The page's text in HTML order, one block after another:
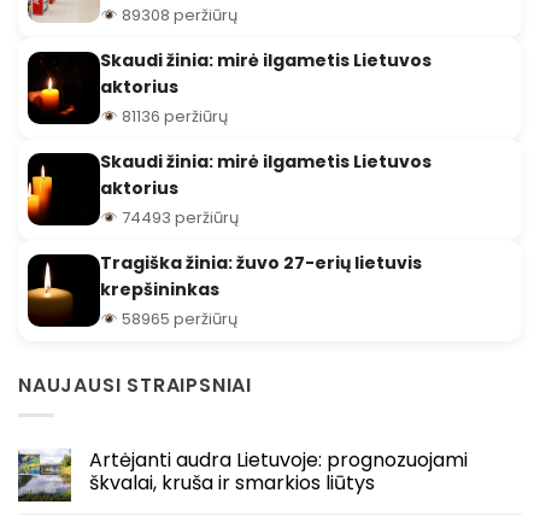
89308 peržiūrų
Skaudi žinia: mirė ilgametis Lietuvos
aktorius
81136 peržiūrų
Skaudi žinia: mirė ilgametis Lietuvos
aktorius
74493 peržiūrų
Tragiška žinia: žuvo 27-erių lietuvis
krepšininkas
58965 peržiūrų
NAUJAUSI STRAIPSNIAI
Artėjanti audra Lietuvoje: prognozuojami
škvalai, kruša ir smarkios liūtys